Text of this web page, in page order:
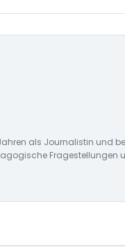
als Journalistin und